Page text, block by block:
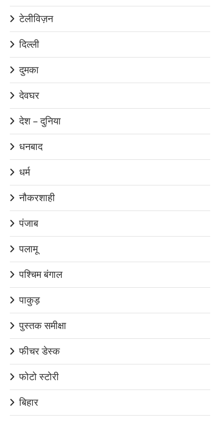
टेलीविज़न
दिल्ली
दुमका
देवघर
देश – दुनिया
धनबाद
धर्म
नौकरशाही
पंजाब
पलामू
पश्चिम बंगाल
पाकुड़
पुस्तक समीक्षा
फीचर डेस्क
फोटो स्टोरी
बिहार